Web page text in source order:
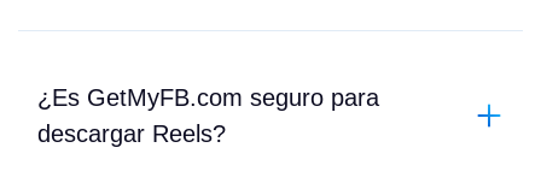
¿Es GetMyFB.com seguro para
descargar Reels?